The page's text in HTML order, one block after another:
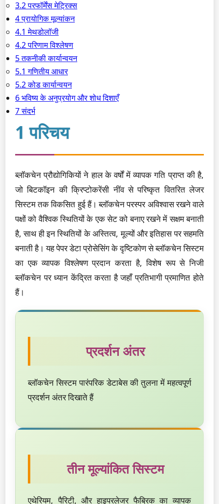
3.2 परफॉर्मेंस मेट्रिक्स
4 प्रायोगिक मूल्यांकन
4.1 मेथडोलॉजी
4.2 परिणाम विश्लेषण
5 तकनीकी कार्यान्वयन
5.1 गणितीय आधार
5.2 कोड कार्यान्वयन
6 भविष्य के अनुप्रयोग और शोध दिशाएँ
7 संदर्भ
1 परिचय
ब्लॉकचेन प्रौद्योगिकियों ने हाल के वर्षों में व्यापक गति प्राप्त की है,
जो बिटकॉइन की क्रिप्टोकरेंसी नींव से परिष्कृत वितरित लेजर
सिस्टम तक विकसित हुई हैं। ब्लॉकचेन परस्पर अविश्वास रखने वाले
पक्षों को वैश्विक स्थितियों के एक सेट को बनाए रखने में सक्षम बनाती
है, साथ ही इन स्थितियों के अस्तित्व, मूल्यों और इतिहास पर सहमति
बनाती है। यह पेपर डेटा प्रोसेसिंग के दृष्टिकोण से ब्लॉकचेन सिस्टम
का एक व्यापक विश्लेषण प्रदान करता है, विशेष रूप से निजी
ब्लॉकचेन पर ध्यान केंद्रित करता है जहाँ प्रतिभागी प्रमाणित होते
हैं।
प्रदर्शन अंतर
ब्लॉकचेन सिस्टम पारंपरिक डेटाबेस की तुलना में महत्वपूर्ण
प्रदर्शन अंतर दिखाते हैं
तीन मूल्यांकित सिस्टम
एथेरियम, पैरिटी, और हाइपरलेजर फैब्रिक का व्यापक